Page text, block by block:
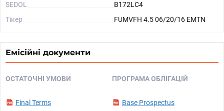
SEDOL
B172LC4
Тікер
FUMVFH 4.5 06/20/16 EMTN
Емісійні документи
ОСТАТОЧНІ УМОВИ
Final Terms
ПРОГРАМА ОБЛІГАЦІЙ
Base Prospectus